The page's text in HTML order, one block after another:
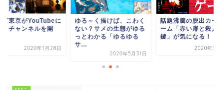
～く描けば、こわく
？サメの生態がゆる
話題沸騰の脱出カードゲ
ーム「赤い扉と殺人鬼の
鍵」が気になる！
テレビ東京が
アニメチャンネル
設！
2020年1